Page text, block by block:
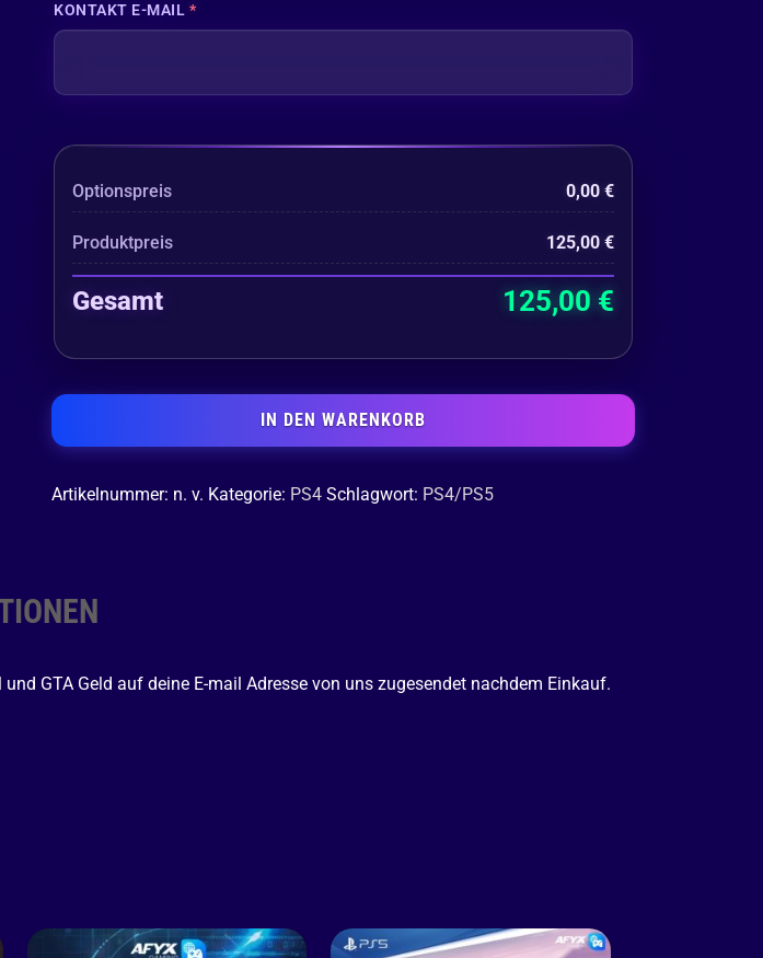
KONTAKT E-MAIL *
Optionspreis 0,00 €
Produktpreis 125,00 €
Gesamt 125,00 €
IN DEN WARENKORB
Artikelnummer: n. v. Kategorie: PS4 Schlagwort: PS4/PS5
GTA Geld auf deine E-mail Adresse von uns zugesendet nachdem Einkauf.